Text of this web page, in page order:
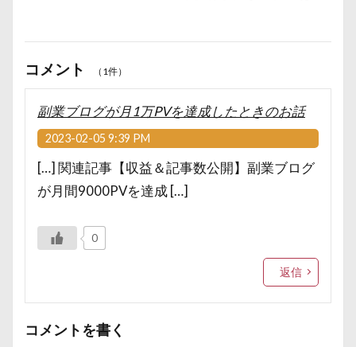
コメント （1件）
副業ブログが月1万PVを達成したときのお話
2023-02-05 9:39 PM
[…] 関連記事【収益＆記事数公開】副業ブログ
が月間9000PVを達成 […]
0
返信
コメントを書く